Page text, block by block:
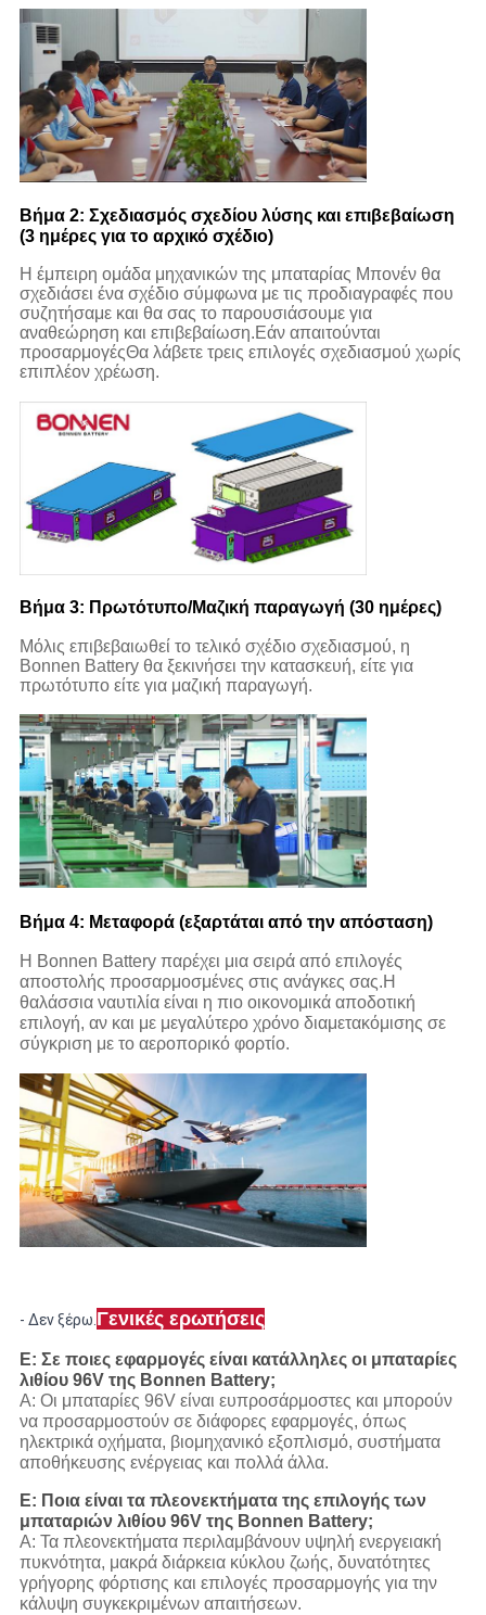
Βήμα 2: Σχεδιασμός σχεδίου λύσης και επιβεβαίωση
(3 ημέρες για το αρχικό σχέδιο)
Η έμπειρη ομάδα μηχανικών της μπαταρίας Μπονέν θα
σχεδιάσει ένα σχέδιο σύμφωνα με τις προδιαγραφές που
συζητήσαμε και θα σας το παρουσιάσουμε για
αναθεώρηση και επιβεβαίωση.Εάν απαιτούνται
προσαρμογέςΘα λάβετε τρεις επιλογές σχεδιασμού χωρίς
επιπλέον χρέωση.
Βήμα 3: Πρωτότυπο/Μαζική παραγωγή (30 ημέρες)
Μόλις επιβεβαιωθεί το τελικό σχέδιο σχεδιασμού, η
Bonnen Battery θα ξεκινήσει την κατασκευή, είτε για
πρωτότυπο είτε για μαζική παραγωγή.
Βήμα 4: Μεταφορά (εξαρτάται από την απόσταση)
Η Bonnen Battery παρέχει μια σειρά από επιλογές
αποστολής προσαρμοσμένες στις ανάγκες σας.Η
θαλάσσια ναυτιλία είναι η πιο οικονομικά αποδοτική
επιλογή, αν και με μεγαλύτερο χρόνο διαμετακόμισης σε
σύγκριση με το αεροπορικό φορτίο.
- Δεν ξέρω. Γενικές ερωτήσεις
Ε: Σε ποιες εφαρμογές είναι κατάλληλες οι μπαταρίες
λιθίου 96V της Bonnen Battery;
Α: Οι μπαταρίες 96V είναι ευπροσάρμοστες και μπορούν
να προσαρμοστούν σε διάφορες εφαρμογές, όπως
ηλεκτρικά οχήματα, βιομηχανικό εξοπλισμό, συστήματα
αποθήκευσης ενέργειας και πολλά άλλα.
Ε: Ποια είναι τα πλεονεκτήματα της επιλογής των
μπαταριών λιθίου 96V της Bonnen Battery;
Α: Τα πλεονεκτήματα περιλαμβάνουν υψηλή ενεργειακή
πυκνότητα, μακρά διάρκεια κύκλου ζωής, δυνατότητες
γρήγορης φόρτισης και επιλογές προσαρμογής για την
κάλυψη συγκεκριμένων απαιτήσεων.